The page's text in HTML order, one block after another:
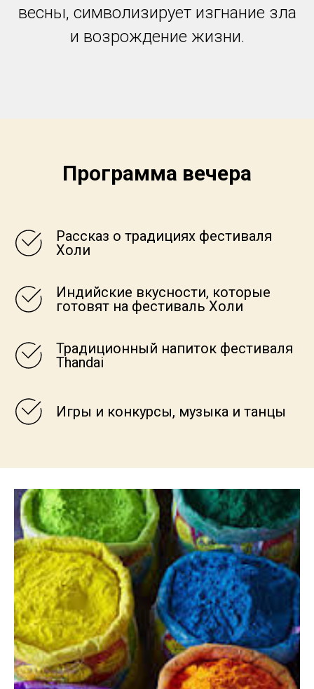
весны, символизирует изгнание зла
и возрождение жизни.
Программа вечера
Рассказ о традициях фестиваля
Холи
Индийские вкусности, которые
готовят на фестиваль Холи
Традиционный напиток фестиваля
Thandai
Игры и конкурсы, музыка и танцы